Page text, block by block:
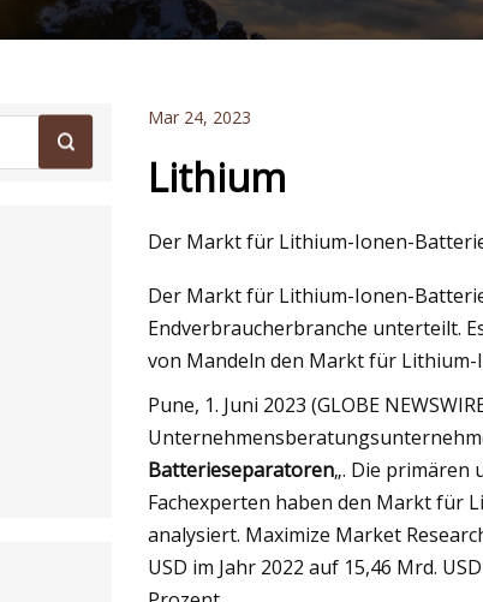
Mar 20, 2023
Der Markt für Batterieseparatoren
zwischen 2023 und 2030
um 12,69 % wachsen und bis 2030
7,34 Milliarden US-Dollar erreichen
Mar 24, 2023
Lithium
Der Markt für Lithium-Ionen-
Der Markt für Lithium-Ionen-
Endverbraucherbranche unterteilt.
von Mandeln den Markt für
Pune, 1. Juni 2023 (GLOBE
Batterieseparatoren„. Die primären
Fachexperten haben den Markt für
analysiert. Maximize Market
USD im Jahr 2022 auf 15,46 Mrd.